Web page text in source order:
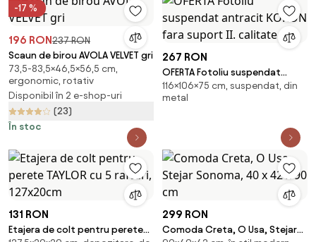
-17 %
196 RON237 RON
Scaun de birou AVOLA VELVET gri
73,5-83,5×46,5×56,5 cm,
ergonomic, rotativ
Disponibil în 2 e-shop-uri
(23)
În stoc
267 RON
OFERTA Fotoliu suspendat
antracit KOKON fara suport II.
calitate
116×106×75 cm, suspendat, din
metal
131 RON
Etajera de colt pentru perete
299 RON
Comoda Creta, O Usa, Stejar